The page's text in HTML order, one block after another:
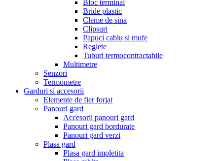
Bloc terminal
Bride plastic
Cleme de sina
Clipsuri
Papuci cablu si mufe
Reglete
Tuburi termocontractabile
Multimetre
Senzori
Termometre
Garduri si accesorii
Elemente de fier forjat
Panouri gard
Accesorii panouri gard
Panouri gard bordurate
Panouri gard verzi
Plasa gard
Plasa gard impletita